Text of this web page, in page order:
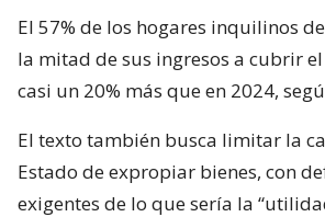
El 57% de los hogares inquilinos
la mitad de sus ingresos a cubrir
casi un 20% más que en 2024,
El texto también busca limitar la
Estado de expropiar bienes, con
exigentes de lo que sería la